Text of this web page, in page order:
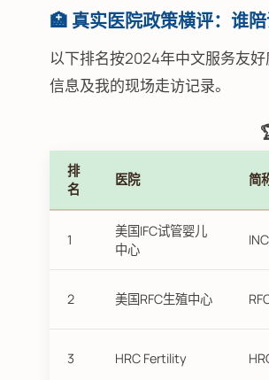
🏥 真实医院政策横评：谁陪
以下排名按2024年中文服务友
信息及我的现场走访记录。
排
名
医院 简
1
美国IFC试管婴儿
中心
2 美国RFC生殖中心
3 HRC Fertility